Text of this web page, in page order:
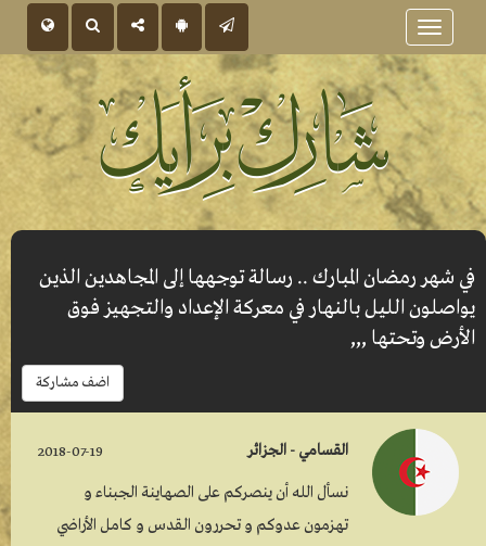
Toggle
navigation
في شهر رمضان المبارك .. رسالة توجهها إلى المجاهدين الذين
يواصلون الليل بالنهار في معركة الإعداد والتجهيز فوق
الأرض وتحتها ,,,
اضف مشاركة
القسامي - الجزائر 2018-07-19
نسأل الله أن ينصركم على الصهاينة الجبناء و
تهزمون عدوكم و تحررون القدس و كامل الأراضي